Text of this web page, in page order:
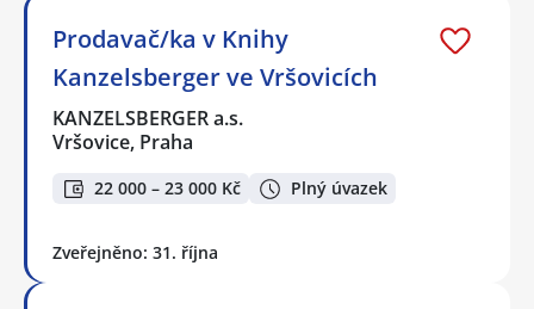
Prodavač/ka v Knihy
Kanzelsberger ve Vršovicích
KANZELSBERGER a.s.
Vršovice, Praha
22 000 – 23 000 Kč Plný úvazek
Zveřejněno: 31. října